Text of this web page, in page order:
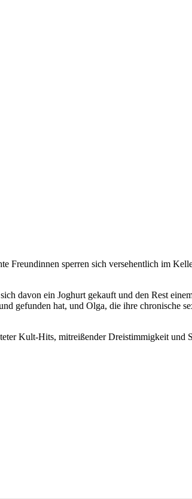
Freundinnen sperren sich versehentlich im
davon ein Joghurt gekauft und den Rest
gefunden hat, und Olga, die ihre chronische
Kult-Hits, mitreißender Dreistimmigkeit und